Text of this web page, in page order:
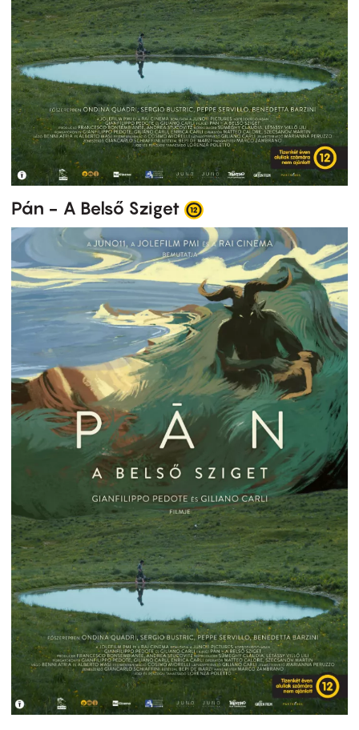
Pán - A Belső Sziget